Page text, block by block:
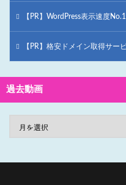
【PR】WordPress表示速度
【PR】格安ドメイン取得サー
過去動画